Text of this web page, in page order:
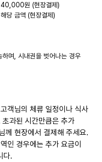
40,000원 (현장결제)
당 금액 (현장결제)
며, 시내권을 벗어나는 경우
객님의 체류 일정이나 식사
과된 시간만큼은 추가
께 현장에서 결제해 주세요.
인 경우에는 추가 요금이
다.